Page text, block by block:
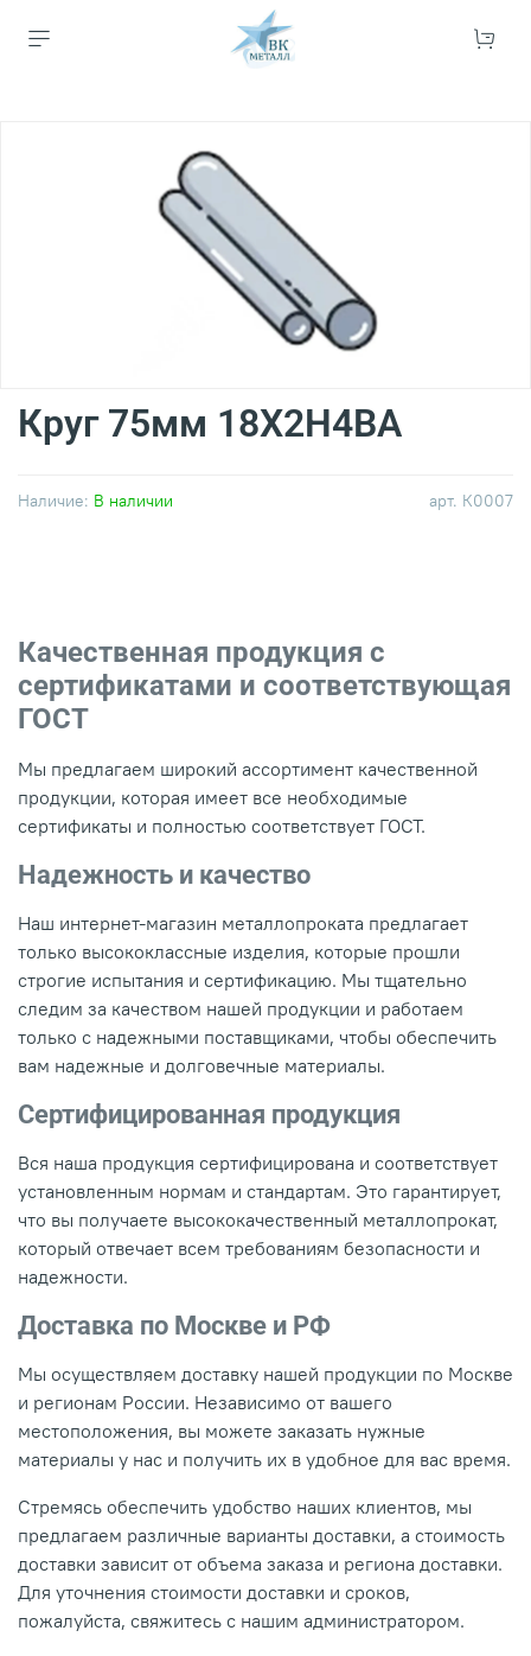
арт. К0007
Наличие: В наличии
Круг 75мм 18Х2Н4ВА
Качественная продукция с
сертификатами и соответствующая
ГОСТ
Мы предлагаем широкий ассортимент качественной
продукции, которая имеет все необходимые
сертификаты и полностью соответствует ГОСТ.
Надежность и качество
Наш интернет-магазин металлопроката предлагает
только высококлассные изделия, которые прошли
строгие испытания и сертификацию. Мы тщательно
следим за качеством нашей продукции и работаем
только с надежными поставщиками, чтобы обеспечить
вам надежные и долговечные материалы.
Сертифицированная продукция
Вся наша продукция сертифицирована и соответствует
установленным нормам и стандартам. Это гарантирует,
что вы получаете высококачественный металлопрокат,
который отвечает всем требованиям безопасности и
надежности.
Доставка по Москве и РФ
Мы осуществляем доставку нашей продукции по Москве
и регионам России. Независимо от вашего
местоположения, вы можете заказать нужные
материалы у нас и получить их в удобное для вас время.
Стремясь обеспечить удобство наших клиентов, мы
предлагаем различные варианты доставки, а стоимость
доставки зависит от объема заказа и региона доставки.
Для уточнения стоимости доставки и сроков,
пожалуйста, свяжитесь с нашим администратором.